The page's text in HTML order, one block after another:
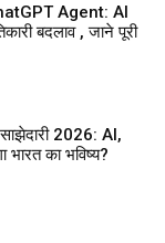
Agent: AI
बदलाव , जाने पूरी
2026: AI,
भारत का भविष्य?